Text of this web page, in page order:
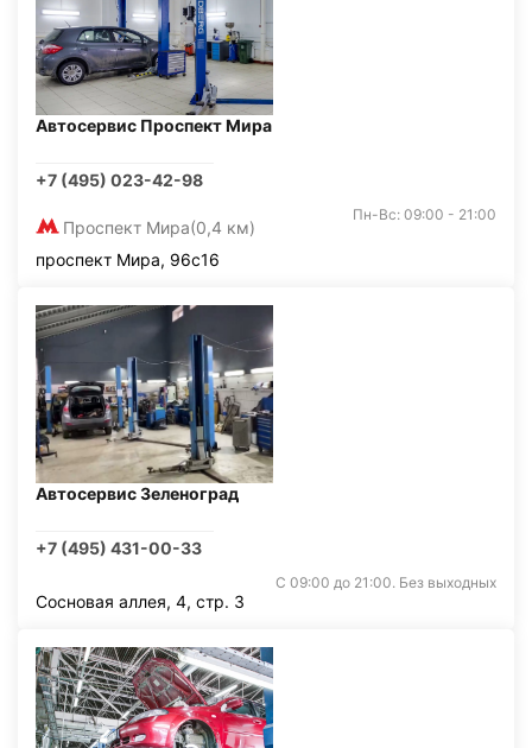
Автосервис Проспект Мира
+7 (495) 023-42-98
Проспект Мира(0,4 км)
Пн-Вс: 09:00 - 21:00
проспект Мира, 96с16
Автосервис Зеленоград
+7 (495) 431-00-33
С 09:00 до 21:00. Без выходных
Сосновая аллея, 4, стр. 3